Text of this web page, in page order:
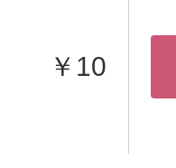
￥10